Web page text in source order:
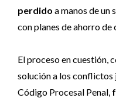
perdido a manos de un
con planes de ahorro
El proceso en cuestión,
solución a los
Código Procesal Penal,